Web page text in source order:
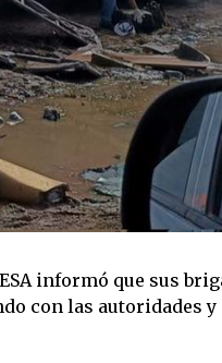
informó que sus
con las autoridades